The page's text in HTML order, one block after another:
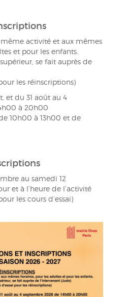
activité et aux mêmes
et pour les enfants.
se fait auprès de
les réinscriptions)
et du 31 août au 4
à 20h00
10h00 à 13h00 et de
au samedi 12
et à l’heure de l’activité
les cours d’essai)